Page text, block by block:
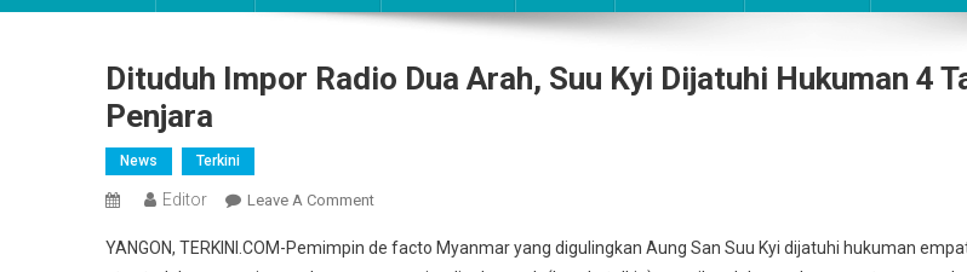
Dituduh Impor Radio Dua Arah, Suu Kyi Dijatuhi Hukuman 4
Penjara
News Terkini
Editor Leave A CommentOn
Impor
YANGON, TERKINI.COM-Pemimpin de facto Myanmar yang digulingkan Aung San Suu Kyi dijatuhi hukuman